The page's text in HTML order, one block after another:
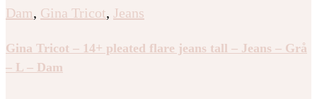
Dam, Gina Tricot, Jeans
Gina Tricot – 14+ pleated flare jeans tall – Jeans – Grå
– L – Dam